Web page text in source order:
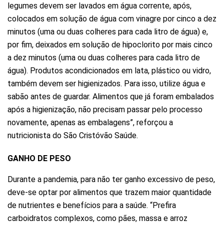
legumes devem ser lavados em água corrente, após,
colocados em solução de água com vinagre por cinco a dez
minutos (uma ou duas colheres para cada litro de água) e,
por fim, deixados em solução de hipoclorito por mais cinco
a dez minutos (uma ou duas colheres para cada litro de
água). Produtos acondicionados em lata, plástico ou vidro,
também devem ser higienizados. Para isso, utilize água e
sabão antes de guardar. Alimentos que já foram embalados
após a higienização, não precisam passar pelo processo
novamente, apenas as embalagens”, reforçou a
nutricionista do São Cristóvão Saúde.
GANHO DE PESO
Durante a pandemia, para não ter ganho excessivo de peso,
deve-se optar por alimentos que trazem maior quantidade
de nutrientes e benefícios para a saúde. “Prefira
carboidratos complexos, como pães, massa e arroz